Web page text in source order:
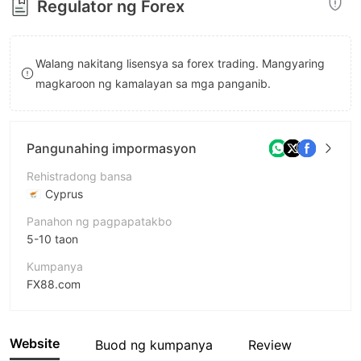
8
9
9
Regulator ng Forex
Walang nakitang lisensya sa forex trading. Mangyaring
magkaroon ng kamalayan sa mga panganib.
Pangunahing impormasyon
Rehistradong bansa
Cyprus
Panahon ng pagpapatakbo
5-10 taon
Kumpanya
FX88.com
empleyado ng kumpanya
Website Buod ng kumpanya Review